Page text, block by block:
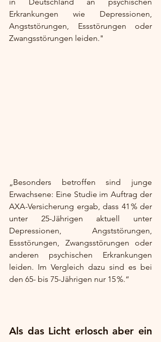
Erkrankungen wie Depressionen,
Angststörungen, Essstörungen oder
Zwangsstörungen leiden."
„Besonders betroffen sind junge
Erwachsene: Eine Studie im Auftrag der
AXA-Versicherung ergab, dass 41 % der
unter 25-Jährigen aktuell unter
Depressionen, Angststörungen,
Essstörungen, Zwangsstörungen oder
anderen psychischen Erkrankungen
leiden. Im Vergleich dazu sind es bei
den 65- bis 75-Jährigen nur 15 %.“
Als das Licht erlosch aber ein